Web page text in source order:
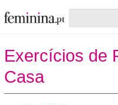
Exercícios de
Casa